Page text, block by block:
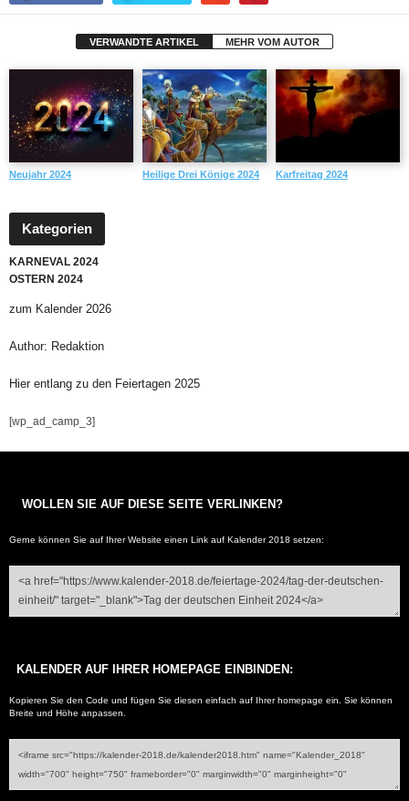
VERWANDTE ARTIKEL MEHR VOM AUTOR
Neujahr 2024 Heilige Drei Könige 2024 Karfreitag 2024
Kategorien
KARNEVAL 2024
OSTERN 2024
zum Kalender 2026
Author: Redaktion
Hier entlang zu den Feiertagen 2025
[wp_ad_camp_3]
WOLLEN SIE AUF DIESE SEITE VERLINKEN?
Gerne können Sie auf Ihrer Website einen Link auf Kalender 2018 setzen:
KALENDER AUF IHRER HOMEPAGE EINBINDEN:
Kopieren Sie den Code und fügen Sie diesen einfach auf Ihrer homepage ein. Sie können
Breite und Höhe anpassen.